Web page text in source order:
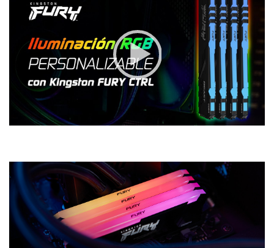
0:36
00:00| 00:36